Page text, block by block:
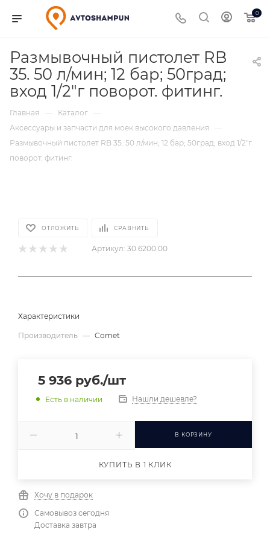
0
Размывочный пистолет RB
35. 50 л/мин; 12 бар; 50град;
вход 1/2"г поворот. фитинг.
Главная — Каталог —
Аксессуары и запчасти для моек высокого давления
—
Размывочный пистолет RB 35. 50 л/мин; 12 бар; 50град; вход 1/2"г
поворот. фитинг.
ОТЛОЖИТЬ СРАВНИТЬ
Артикул: 30.6200.00
Характеристики
Производитель — Comet
5 936 руб./шт
Есть в наличии Нашли дешевле?
В КОРЗИНУ
КУПИТЬ В 1 КЛИК
Хочу в подарок
Самовывоз сегодня
Доставка завтра